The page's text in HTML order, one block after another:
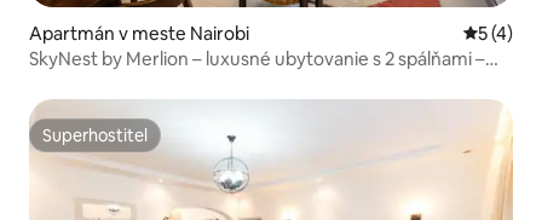
Apartmán v meste Nairobi
5 (4)
SkyNest by Merlion – luxusné ubytovanie s 2 spálňami –
Superhostiteľ
Superhostiteľ